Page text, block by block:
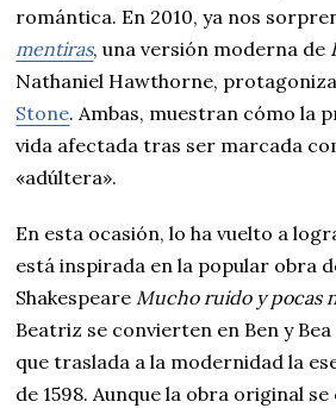
romántica. En 2010, ya nos
mentiras, una versión moderna de
Nathaniel Hawthorne,
Stone. Ambas, muestran cómo la
vida afectada tras ser marcada
«adúltera».
En esta ocasión, lo ha vuelto a
está inspirada en la popular obra
ShakespeareMucho ruido y pocas
Beatriz se convierten en Ben y
que traslada a la modernidad la
de 1598. Aunque la obra original